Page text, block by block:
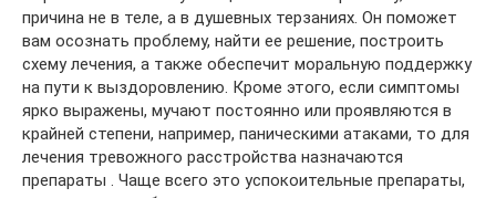
причина не в теле, а в душевных терзаниях. Он поможет
вам осознать проблему, найти ее решение, построить
схему лечения, а также обеспечит моральную поддержку
на пути к выздоровлению. Кроме этого, если симптомы
ярко выражены, мучают постоянно или проявляются в
крайней степени, например, паническими атаками, то для
лечения тревожного расстройства назначаются
препараты . Чаще всего это успокоительные препараты,